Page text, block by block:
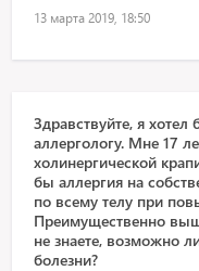
13 марта 2019, 18:50
Здравствуйте, я
аллергологу. Мне 17
холинергической
бы аллергия на
по всему телу при
Преимущественно
не знаете, возможно
болезни?